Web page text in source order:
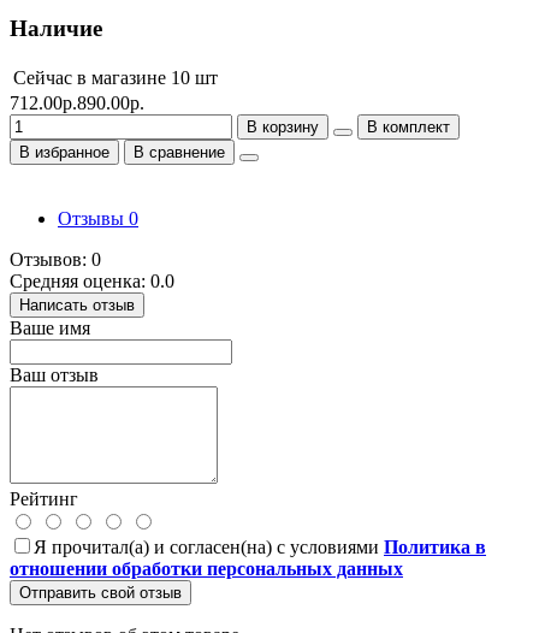
Наличие
Сейчас в магазине 10 шт
712.00р.890.00р.
В корзину
В комплект
В избранное
В сравнение
Отзывы 0
Отзывов: 0
Средняя оценка: 0.0
Написать отзыв
Ваше имя
Ваш отзыв
Рейтинг
Я прочитал(а) и согласен(на) с условиями Политика в
отношении обработки персональных данных
Отправить свой отзыв